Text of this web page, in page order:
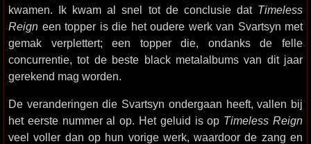
kwamen. Ik kwam al snel tot de conclusie dat Timeless
Reign een topper is die het oudere werk van Svartsyn met
gemak verplettert; een topper die, ondanks de felle
concurrentie, tot de beste black metalalbums van dit jaar
gerekend mag worden.
De veranderingen die Svartsyn ondergaan heeft, vallen bij
het eerste nummer al op. Het geluid is op Timeless Reign
veel voller dan op hun vorige werk, waardoor de zang en